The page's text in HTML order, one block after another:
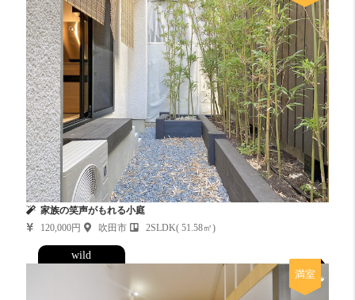
家族の笑声がもれる小庭
120,000円
吹田市 2SLDK( 51.58㎡)
wild
満室